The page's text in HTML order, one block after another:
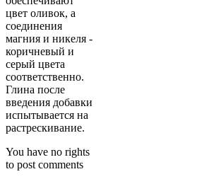
цвет оливок, а
соединения
магния и никеля -
коричневый и
серый цвета
соответственно.
Глина после
введения добавки
испытывается на
растрескивание.
You have no rights
to post comments